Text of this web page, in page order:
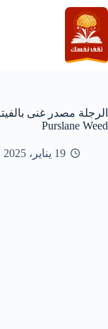
التجاوز
إلى
المحتوى
الرجلة مصدر غنى
Purslane Weed
19 يناير، 2025